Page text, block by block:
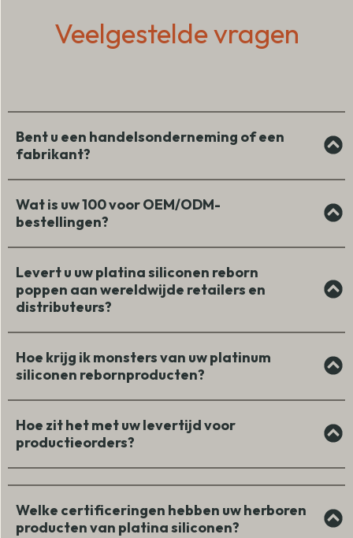
Veelgestelde vragen
Bent u een handelsonderneming of een
fabrikant?
Wat is uw 100 voor OEM/ODM-
bestellingen?
Levert u uw platina siliconen reborn
poppen aan wereldwijde retailers en
distributeurs?
Hoe krijg ik monsters van uw platinum
siliconen rebornproducten?
Hoe zit het met uw levertijd voor
productieorders?
Welke certificeringen hebben uw herboren
producten van platina siliconen?